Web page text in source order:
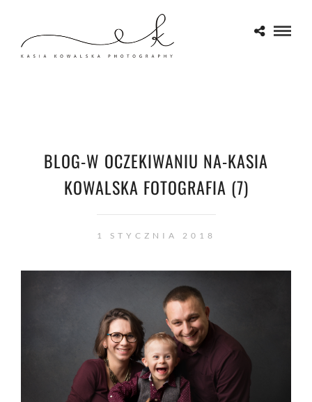
BLOG-W OCZEKIWANIU NA-KASIA
KOWALSKA FOTOGRAFIA (7)
1 STYCZNIA 2018